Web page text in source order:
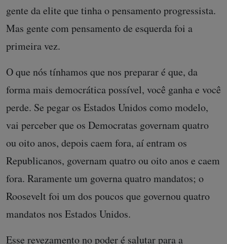
gente da elite que tinha o pensamento progressista.
Mas gente com pensamento de esquerda foi a
primeira vez.
O que nós tínhamos que nos preparar é que, da
forma mais democrática possível, você ganha e você
perde. Se pegar os Estados Unidos como modelo,
vai perceber que os Democratas governam quatro
ou oito anos, depois caem fora, aí entram os
Republicanos, governam quatro ou oito anos e caem
fora. Raramente um governa quatro mandatos; o
Roosevelt foi um dos poucos que governou quatro
mandatos nos Estados Unidos.
Esse revezamento no poder é salutar para a